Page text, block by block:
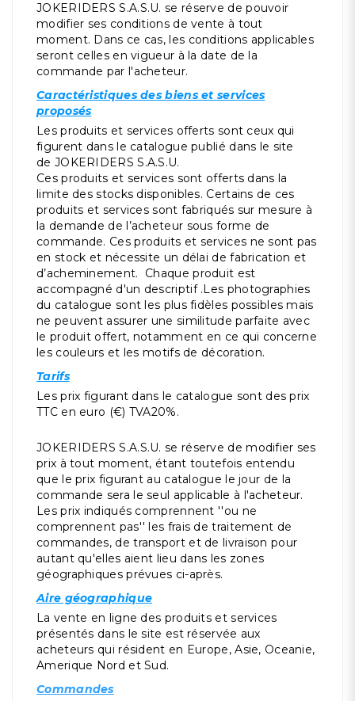
JOKERIDERS S.A.S.U. se réserve de pouvoir
modifier ses conditions de vente à tout
moment. Dans ce cas, les conditions applicables
seront celles en vigueur à la date de la
commande par l'acheteur.
Caractéristiques des biens et services
proposés
Les produits et services offerts sont ceux qui
figurent dans le catalogue publié dans le site
de JOKERIDERS S.A.S.U.
Ces produits et services sont offerts dans la
limite des stocks disponibles. Certains de ces
produits et services sont fabriqués sur mesure à
la demande de l’acheteur sous forme de
commande. Ces produits et services ne sont pas
en stock et nécessite un délai de fabrication et
d’acheminement. Chaque produit est
accompagné d'un descriptif .Les photographies
du catalogue sont les plus fidèles possibles mais
ne peuvent assurer une similitude parfaite avec
le produit offert, notamment en ce qui concerne
les couleurs et les motifs de décoration.
Tarifs
Les prix figurant dans le catalogue sont des prix
TTC en euro (€) TVA20%.
JOKERIDERS S.A.S.U. se réserve de modifier ses
prix à tout moment, étant toutefois entendu
que le prix figurant au catalogue le jour de la
commande sera le seul applicable à l'acheteur.
Les prix indiqués comprennent ''ou ne
comprennent pas'' les frais de traitement de
commandes, de transport et de livraison pour
autant qu'elles aient lieu dans les zones
géographiques prévues ci-après.
Aire géographique
La vente en ligne des produits et services
présentés dans le site est réservée aux
acheteurs qui résident en Europe, Asie, Oceanie,
Amerique Nord et Sud.
Commandes